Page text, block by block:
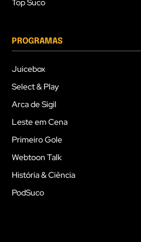
Top Suco
PROGRAMAS
Juicebox
Select & Play
Arca de Sigil
Leste em Cena
Primeiro Gole
Webtoon Talk
História & Ciência
PodSuco